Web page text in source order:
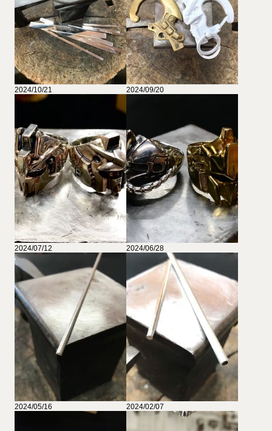
2024/10/21 2024/09/20
2024/07/12 2024/06/28
2024/05/16 2024/02/07